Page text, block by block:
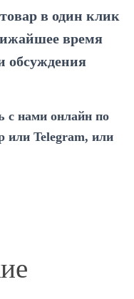
в один клик
время
обсуждения
с нами онлайн по
или Telegram, или